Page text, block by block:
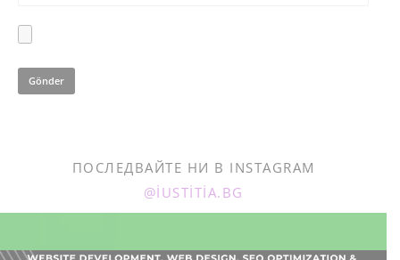
ПОСЛЕДВАЙТЕ НИ В INSTAGRAM
@IUSTITIA.BG